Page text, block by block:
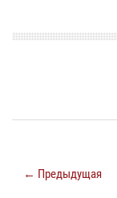
← Предыдущая